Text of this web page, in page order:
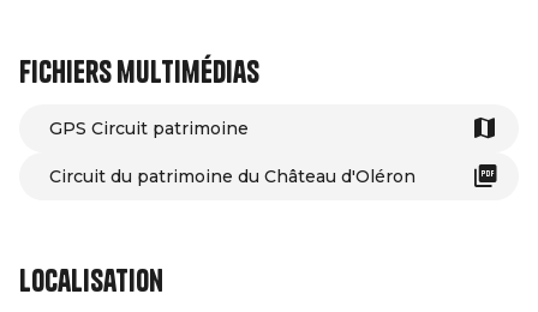
Fichiers multimédias
GPS Circuit patrimoine
Circuit du patrimoine du Château d'Oléron
Localisation